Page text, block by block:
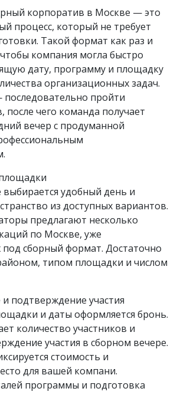
корпоратив в Москве — это
процесс, который не требует
Такой формат как раз и
компания могла быстро
дату, программу и площадку
организационных задач.
пройти
после чего команда получает
вечер с продуманной
удобный день и
из доступных вариантов.
предлагают несколько
по Москве, уже
сборный формат. Достаточно
типом площадки и числом
подтверждение участия
и даты оформляется бронь.
количество участников и
участия в сборном вечере.
стоимость и
для вашей компани.
программы и подготовка